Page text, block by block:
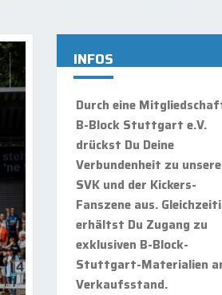
INFOS
Durch eine
B-Block Stuttgart e.V.
drückst Du Deine
Verbundenheit zu
SVK und der Kickers-
Fanszene aus.
erhältst Du Zugang zu
exklusiven B-Block-
Stuttgart-Materialien
Verkaufsstand.